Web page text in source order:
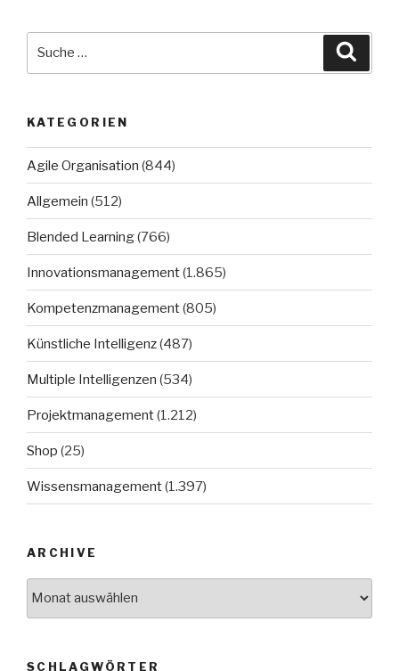
KATEGORIEN
Agile Organisation (844)
Allgemein (512)
Blended Learning(766)
Innovationsmanagement(1.865)
Kompetenzmanagement(805)
Künstliche Intelligenz(487)
Multiple Intelligenzen (534)
Projektmanagement(1.212)
Shop (25)
Wissensmanagement(1.397)
ARCHIVE
SCHLAGWÖRTER